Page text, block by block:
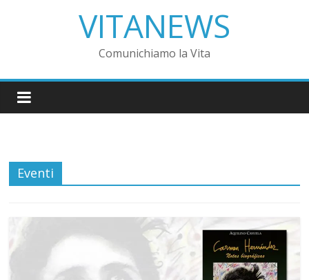
VITANEWS
Comunichiamo la Vita
Eventi